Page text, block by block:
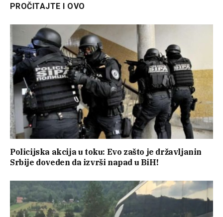
PROČITAJTE I OVO
Policijska akcija u toku: Evo zašto je državljanin
Srbije doveden da izvrši napad u BiH!